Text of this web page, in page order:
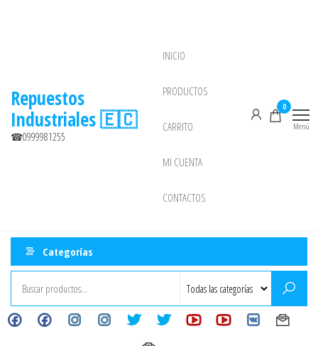
Repuestos
Industriales 🇪🇨
☎0999981255
INICIO
PRODUCTOS
CARRITO
MI CUENTA
CONTACTOS
0
Menú
Categorías